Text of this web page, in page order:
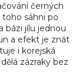
černých
sáhni po
bázi jílu jednou
a efekt je znát
i korejská
zázraky bez